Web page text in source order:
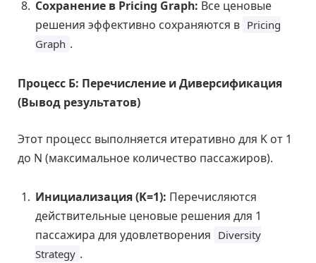
Сохранение в Pricing Graph: Все ценовые
решения эффективно сохраняются в Pricing
Graph .
Процесс Б: Перечисление и Диверсификация
(Вывод результатов)
Этот процесс выполняется итеративно для K от 1
до N (максимальное количество пассажиров).
Инициализация (K=1): Перечисляются
действительные ценовые решения для 1
пассажира для удовлетворения Diversity
Strategy .